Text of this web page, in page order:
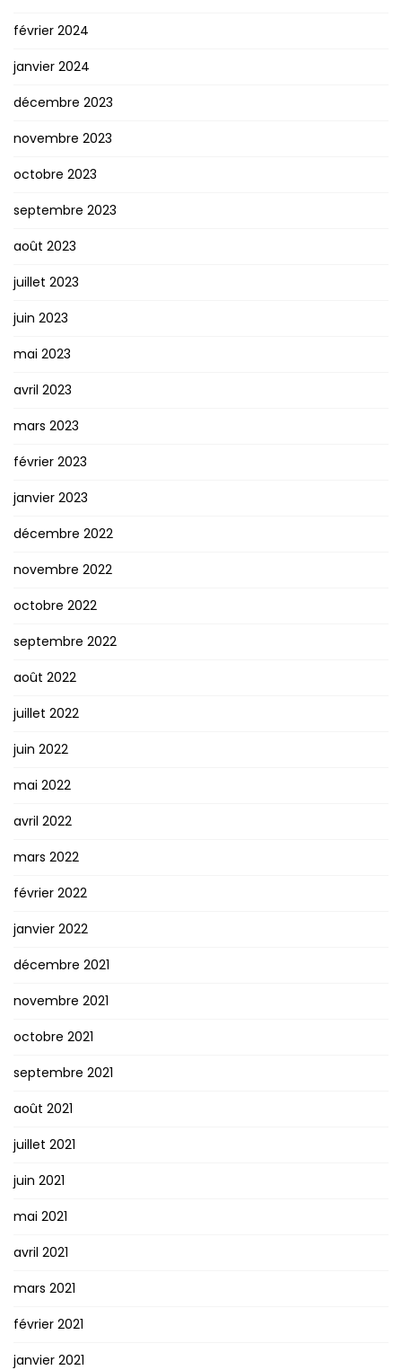
février 2024
janvier 2024
décembre 2023
novembre 2023
octobre 2023
septembre 2023
août 2023
juillet 2023
juin 2023
mai 2023
avril 2023
mars 2023
février 2023
janvier 2023
décembre 2022
novembre 2022
octobre 2022
septembre 2022
août 2022
juillet 2022
juin 2022
mai 2022
avril 2022
mars 2022
février 2022
janvier 2022
décembre 2021
novembre 2021
octobre 2021
septembre 2021
août 2021
juillet 2021
juin 2021
mai 2021
avril 2021
mars 2021
février 2021
janvier 2021